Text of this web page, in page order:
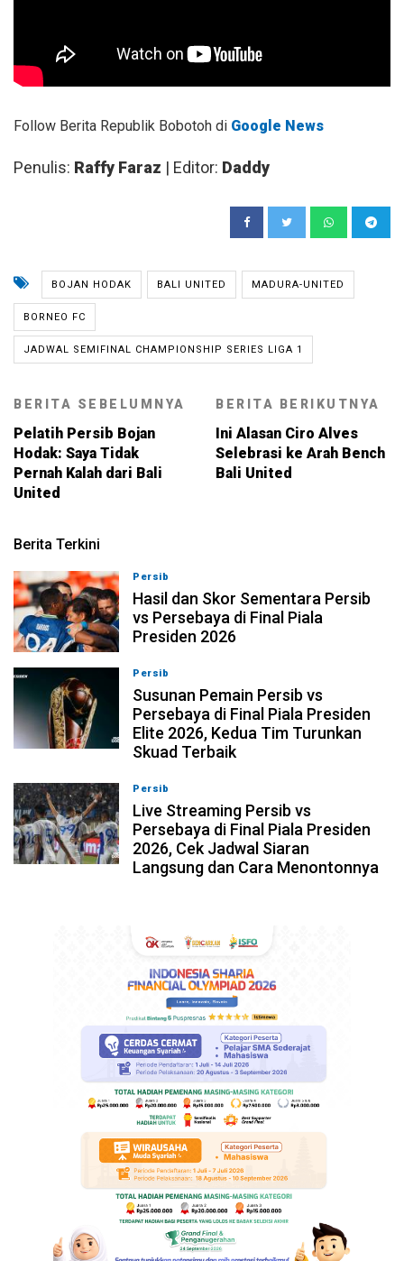
Follow Berita Republik Bobotoh di Google News
Penulis: Raffy Faraz | Editor: Daddy
BOJAN HODAK BALI UNITED MADURA-UNITED
BORNEO FC
JADWAL SEMIFINAL CHAMPIONSHIP SERIES LIGA 1
BERITA SEBELUMNYA
Pelatih Persib Bojan
Hodak: Saya Tidak
Pernah Kalah dari Bali
United
BERITA BERIKUTNYA
Ini Alasan Ciro Alves
Selebrasi ke Arah Bench
Bali United
Berita Terkini
Persib
Hasil dan Skor Sementara Persib
vs Persebaya di Final Piala
Presiden 2026
Persib
Susunan Pemain Persib vs
Persebaya di Final Piala Presiden
Elite 2026, Kedua Tim Turunkan
Skuad Terbaik
Persib
Live Streaming Persib vs
Persebaya di Final Piala Presiden
2026, Cek Jadwal Siaran
Langsung dan Cara Menontonnya